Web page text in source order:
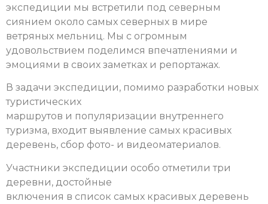
экспедиции мы встретили под северным
сиянием около самых северных в мире
ветряных мельниц. Мы с огромным
удовольствием поделимся впечатлениями и
эмоциями в своих заметках и репортажах.
В задачи экспедиции, помимо разработки новых
туристических
маршрутов и популяризации внутреннего
туризма, входит выявление самых красивых
деревень, сбор фото- и видеоматериалов.
Участники экспедиции особо отметили три
деревни, достойные
включения в список самых красивых деревень